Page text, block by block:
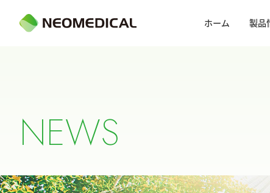
ホーム 製品
NEWS